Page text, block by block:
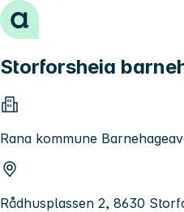
Hopp til innhold
Storforsheia
Rana kommune
Rådhusplassen 2, 8630